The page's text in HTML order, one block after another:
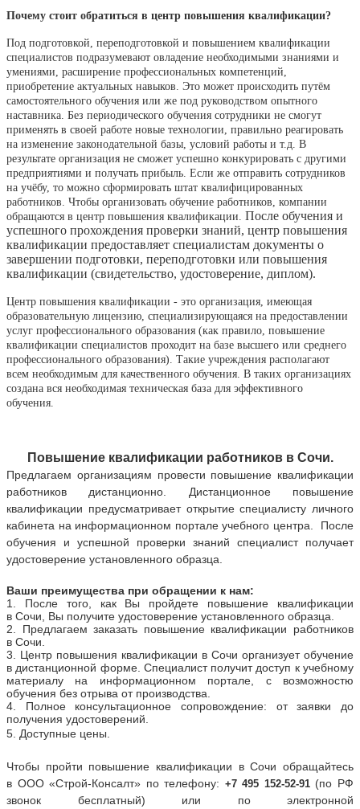
Почему стоит обратиться в центр повышения квалификации?
Под подготовкой, переподготовкой и повышением квалификации
специалистов подразумевают овладение необходимыми знаниями и
умениями, расширение профессиональных компетенций,
приобретение актуальных навыков. Это может происходить путём
самостоятельного обучения или же под руководством опытного
наставника. Без периодического обучения сотрудники не смогут
применять в своей работе новые технологии, правильно реагировать
на изменение законодательной базы, условий работы и т.д. В
результате организация не сможет успешно конкурировать с другими
предприятиями и получать прибыль. Если же отправить сотрудников
на учёбу, то можно сформировать штат квалифицированных
работников. Чтобы организовать обучение работников, компании
обращаются в центр повышения квалификации. После обучения и
успешного прохождения проверки знаний, центр повышения
квалификации предоставляет специалистам документы о
завершении подготовки, переподготовки или повышения
квалификации (свидетельство, удостоверение, диплом).
Центр повышения квалификации - это организация, имеющая
образовательную лицензию, специализирующаяся на предоставлении
услуг профессионального образования (как правило, повышение
квалификации специалистов проходит на базе высшего или среднего
профессионального образования). Такие учреждения располагают
всем необходимым для качественного обучения. В таких организациях
создана вся необходимая техническая база для эффективного
обучения.
Повышение квалификации работников в Сочи.
Предлагаем организациям провести повышение квалификации
работников дистанционно. Дистанционное повышение
квалификации предусматривает открытие специалисту личного
кабинета на информационном портале учебного центра. После
обучения и успешной проверки знаний специалист получает
удостоверение установленного образца.
Ваши преимущества при обращении к нам:
1. После того, как Вы пройдете повышение квалификации
в Сочи , Вы получите удостоверение установленного образца.
2. Предлагаем заказать повышение квалификации работников
в Сочи
3. Центр повышения квалификации в Сочи организует обучение
в дистанционной форме. Специалист получит доступ к учебному
материалу на информационном портале, с возможностю
обучения без отрыва от производства.
4. Полное консультационное сопровождение: от заявки до
получения удостоверений.
5. Доступные цены.
Чтобы пройти повышение квалификации вСочи обращайтесь
в ООО «Строй-Консалт» по телефону: +7 495 152-52-91(по РФ
звонок бесплатный) или по электронной